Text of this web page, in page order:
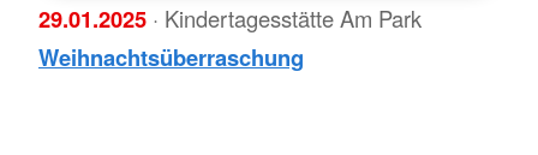
29.01.2025 · Kindertagesstätte Am Park
Weihnachtsüberraschung